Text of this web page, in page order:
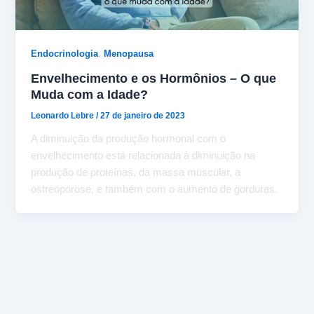
Endocrinologia,Menopausa
Envelhecimento e os Hormônios – O que
Muda com a Idade?
Leonardo Lebre/27 de janeiro de 2023
A diminuição da produção hormonal com o
envelhecimento está relacionada à diminuição na
produção de proteínas, da massa muscular, a
ostreoporose, e também com o aumento de gorduras.